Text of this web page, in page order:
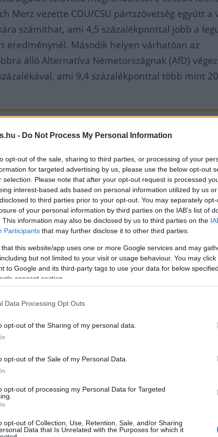
- Do Not Process My Personal Information
opt-out of the sale, sharing to third parties, or processing of your
for targeted advertising by us, please use the below opt-out
selection. Please note that after your opt-out request is processed
interest-based ads based on personal information utilized by us
to third parties prior to your opt-out. You may separately
of your personal information by third parties on the IAB’s list of
This information may also be disclosed by us to third parties on the
Participants that may further disclose it to other third parties.
that this website/app uses one or more Google services and may
but not limited to your visit or usage behaviour. You may
to Google and its third-party tags to use your data for below
consent section.
Data Processing Opt Outs
opt-out of the Sharing of my personal data.
opt-out of the Sale of my Personal Data.
opt-out of processing my Personal Data for Targeted
opt-out of Collection, Use, Retention, Sale, and/or Sharing
Data that Is Unrelated with the Purposes for which it
Merz vezette CDU/CSU pártszövetség együtt a
számíthat, ami 4,5 százalékponttal jobb a
eredménynél. Második helyen várhatóan az
álló Alternatíva Németországnak (AfD)
ami 9,4 százalékponttal több mint
leköszönő kancellár vezette
Párt (SPD) 1949
eredményét
16-16,5 százalékával, ami 9,3
visszaesés a 2021-es
képest.
helyen végezhettek a voksok 12-13,5
14,7 százalékot kaptak.
százalékos eredményt érhet el, míg 2021-ben 4,9
A liberális Szabad Demokrata Párt (FDP) 4,9-5
ami 6,4 százalékos visszaesés 2021-hez
Wagenknecht Szövetség (BSW) 4,7-5
el.
Merz, aki egyben a CDU/CSU
kancellárjelöltje,